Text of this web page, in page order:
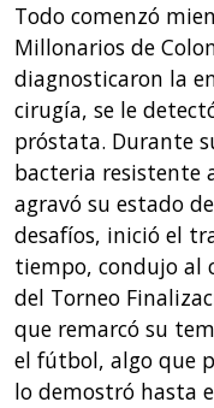
Todo comenzó
Millonarios de
diagnosticaron la
cirugía, se le
próstata. Durante
bacteria resistente
agravó su estado
desafíos, inició el
tiempo, condujo al
del Torneo
que remarcó su
el fútbol, algo que
lo demostró hasta